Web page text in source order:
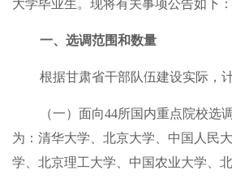
大学毕业生。现将有关事项公告如下：
一、选调范围和数量
根据甘肃省干部队伍建设实际，计
（一）面向44所国内重点院校选调
为：清华大学、北京大学、中国人民
学、北京理工大学、中国农业大学、